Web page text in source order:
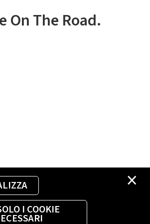
×
I COOKIE
On The Road.